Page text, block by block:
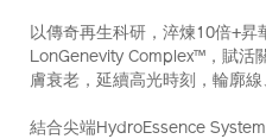
10122895101_hk.html
10122895101_hk
以傳奇再生科研，淬煉10倍+昇
LonGenevity Complex™，賦活
膚衰老，延續高光時刻，輪廓線
結合尖端HydroEssence